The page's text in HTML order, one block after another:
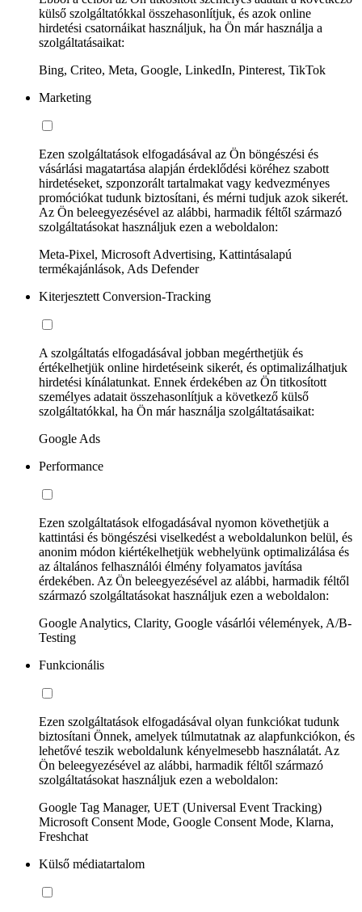
külső szolgáltatókkal összehasonlítjuk, és azok online
hirdetési csatornáikat használjuk, ha Ön már használja a
szolgáltatásaikat:
Bing, Criteo, Meta, Google, LinkedIn, Pinterest, TikTok
Marketing
Ezen szolgáltatások elfogadásával az Ön böngészési és
vásárlási magatartása alapján érdeklődési köréhez szabott
hirdetéseket, szponzorált tartalmakat vagy kedvezményes
promóciókat tudunk biztosítani, és mérni tudjuk azok sikerét.
Az Ön beleegyezésével az alábbi, harmadik féltől származó
szolgáltatásokat használjuk ezen a weboldalon:
Meta-Pixel, Microsoft Advertising, Kattintásalapú
termékajánlások, Ads Defender
Kiterjesztett Conversion-Tracking
A szolgáltatás elfogadásával jobban megérthetjük és
értékelhetjük online hirdetéseink sikerét, és optimalizálhatjuk
hirdetési kínálatunkat. Ennek érdekében az Ön titkosított
személyes adatait összehasonlítjuk a következő külső
szolgáltatókkal, ha Ön már használja szolgáltatásaikat:
Google Ads
Performance
Ezen szolgáltatások elfogadásával nyomon követhetjük a
kattintási és böngészési viselkedést a weboldalunkon belül, és
anonim módon kiértékelhetjük webhelyünk optimalizálása és
az általános felhasználói élmény folyamatos javítása
érdekében. Az Ön beleegyezésével az alábbi, harmadik féltől
származó szolgáltatásokat használjuk ezen a weboldalon:
Google Analytics, Clarity, Google vásárlói vélemények, A/B-
Testing
Funkcionális
Ezen szolgáltatások elfogadásával olyan funkciókat tudunk
biztosítani Önnek, amelyek túlmutatnak az alapfunkciókon, és
lehetővé teszik weboldalunk kényelmesebb használatát. Az
Ön beleegyezésével az alábbi, harmadik féltől származó
szolgáltatásokat használjuk ezen a weboldalon:
Google Tag Manager, UET (Universal Event Tracking)
Microsoft Consent Mode, Google Consent Mode, Klarna,
Freshchat
Külső médiatartalom